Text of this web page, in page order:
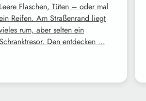
Leere Flaschen, Tüten – oder mal
Reifen. Am Straßenrand liegt
rum, aber selten ein
Den entdecken …